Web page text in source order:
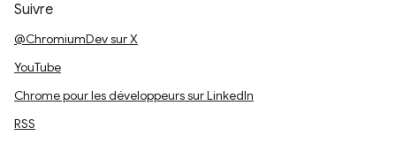
Suivre
@ChromiumDev sur X
YouTube
Chrome pour les développeurs sur LinkedIn
RSS